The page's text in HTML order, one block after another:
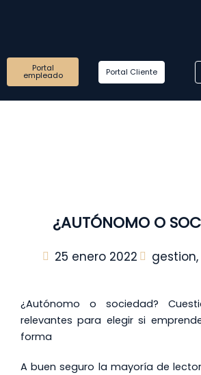
Portal
empleado Portal Cliente
¿AUTÓNOMO O
25 enero 2022 gestion,
¿Autónomo o sociedad?
relevantes para elegir si
forma
A buen seguro la mayoría de